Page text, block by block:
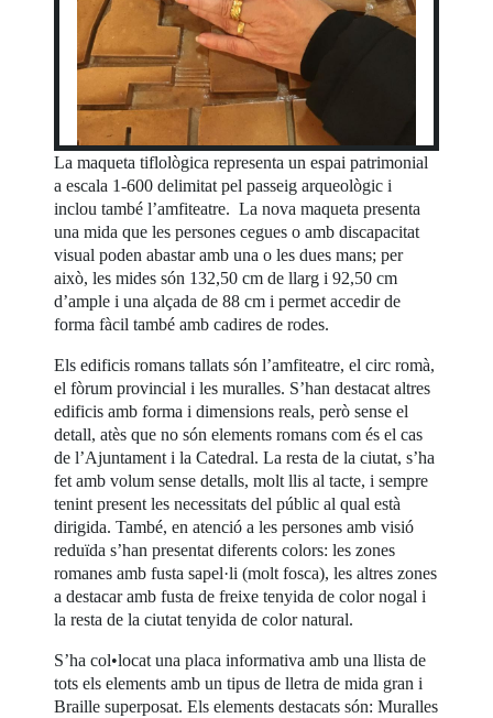
La maqueta tiflològica representa un espai patrimonial
a escala 1-600 delimitat pel passeig arqueològic i
inclou també l’amfiteatre. La nova maqueta presenta
una mida que les persones cegues o amb discapacitat
visual poden abastar amb una o les dues mans; per
això, les mides són 132,50 cm de llarg i 92,50 cm
d’ample i una alçada de 88 cm i permet accedir de
forma fàcil també amb cadires de rodes.
Els edificis romans tallats són l’amfiteatre, el circ romà,
el fòrum provincial i les muralles. S’han destacat altres
edificis amb forma i dimensions reals, però sense el
detall, atès que no són elements romans com és el cas
de l’Ajuntament i la Catedral. La resta de la ciutat, s’ha
fet amb volum sense detalls, molt llis al tacte, i sempre
tenint present les necessitats del públic al qual està
dirigida. També, en atenció a les persones amb visió
reduïda s’han presentat diferents colors: les zones
romanes amb fusta sapel·li (molt fosca), les altres zones
a destacar amb fusta de freixe tenyida de color nogal i
la resta de la ciutat tenyida de color natural.
S’ha col•locat una placa informativa amb una llista de
tots els elements amb un tipus de lletra de mida gran i
Braille superposat. Els elements destacats són: Muralles